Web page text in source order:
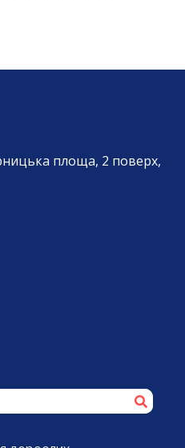
площа, 2 поверх,